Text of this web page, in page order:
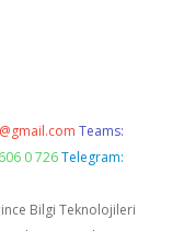
Teams:
0 726 Telegram:
Bilgi Teknolojileri